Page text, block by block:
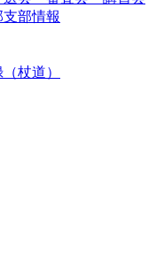
支部情報
杖道）